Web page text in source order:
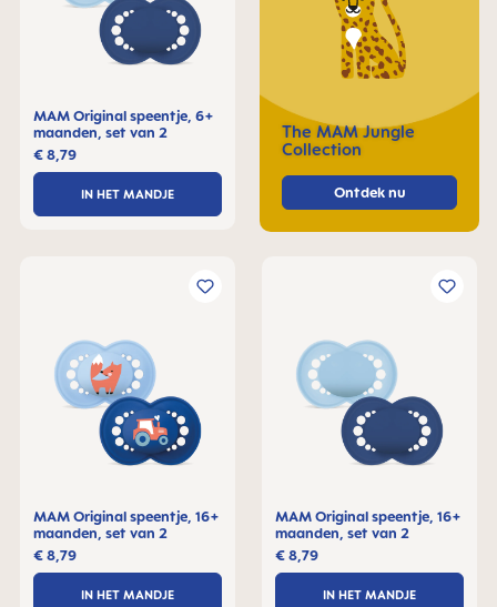
The MAM Jungle
Collection
Ontdek nu
MAM Original speentje, 6+
maanden, set van 2
€ 8,79
IN HET MANDJE
MAM Original speentje, 16+
maanden, set van 2
€ 8,79
IN HET MANDJE
MAM Original speentje, 16+
maanden, set van 2
€ 8,79
IN HET MANDJE